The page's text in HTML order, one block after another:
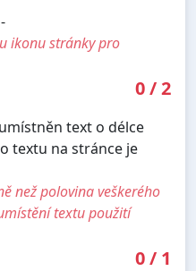
-
ikonu stránky pro
0/2
text o délce
textu na stránce je
než polovina veškerého
textu použití
0/ 1